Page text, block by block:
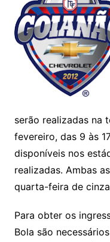
serão realizadas na
fevereiro, das 9 às
disponíveis nos
realizadas. Ambas
quarta-feira de
Para obter os
Bola são